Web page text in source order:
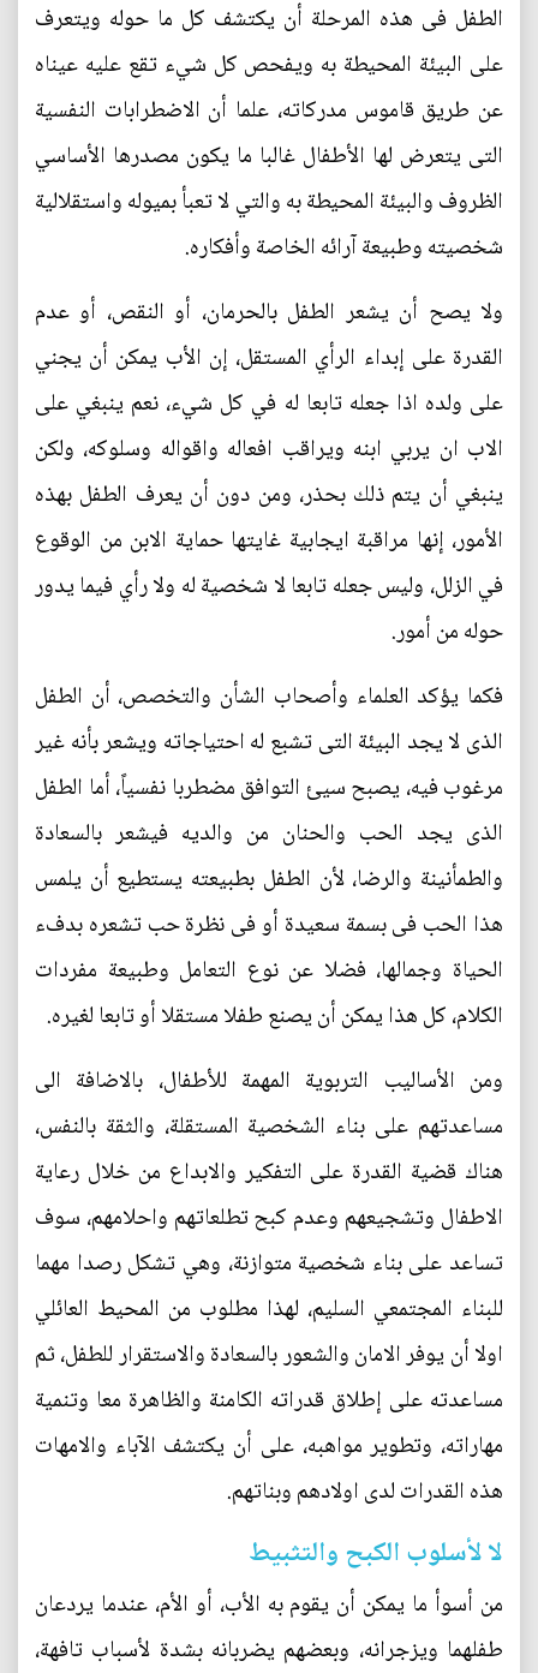
الطفل فى هذه المرحلة أن يكتشف كل ما حوله ويتعرف
على البيئة المحيطة به ويفحص كل شيء تقع عليه عيناه
عن طريق قاموس مدركاته، علما أن الاضطرابات النفسية
التى يتعرض لها الأطفال غالبا ما يكون مصدرها الأساسي
الظروف والبيئة المحيطة به والتي لا تعبأ بميوله واستقلالية
شخصيته وطبيعة آرائه الخاصة وأفكاره.
ولا يصح أن يشعر الطفل بالحرمان، أو النقص، أو عدم
القدرة على إبداء الرأي المستقل، إن الأب يمكن أن يجني
على ولده اذا جعله تابعا له في كل شيء، نعم ينبغي على
الاب ان يربي ابنه ويراقب افعاله واقواله وسلوكه، ولكن
ينبغي أن يتم ذلك بحذر، ومن دون أن يعرف الطفل بهذه
الأمور، إنها مراقبة ايجابية غايتها حماية الابن من الوقوع
في الزلل، وليس جعله تابعا لا شخصية له ولا رأي فيما يدور
حوله من أمور.
فكما يؤكد العلماء وأصحاب الشأن والتخصص، أن الطفل
الذى لا يجد البيئة التى تشبع له احتياجاته ويشعر بأنه غير
مرغوب فيه، يصبح سيئ التوافق مضطربا نفسياً، أما الطفل
الذى يجد الحب والحنان من والديه فيشعر بالسعادة
والطمأنينة والرضا، لأن الطفل بطبيعته يستطيع أن يلمس
هذا الحب فى بسمة سعيدة أو فى نظرة حب تشعره بدفء
الحياة وجمالها، فضلا عن نوع التعامل وطبيعة مفردات
الكلام، كل هذا يمكن أن يصنع طفلا مستقلا أو تابعا لغيره.
ومن الأساليب التربوية المهمة للأطفال، بالاضافة الى
مساعدتهم على بناء الشخصية المستقلة، والثقة بالنفس،
هناك قضية القدرة على التفكير والابداع من خلال رعاية
الاطفال وتشجيعهم وعدم كبح تطلعاتهم واحلامهم، سوف
تساعد على بناء شخصية متوازنة، وهي تشكل رصدا مهما
للبناء المجتمعي السليم، لهذا مطلوب من المحيط العائلي
اولا أن يوفر الامان والشعور بالسعادة والاستقرار للطفل، ثم
مساعدته على إطلاق قدراته الكامنة والظاهرة معا وتنمية
مهاراته، وتطوير مواهبه، على أن يكتشف الآباء والامهات
هذه القدرات لدى اولادهم وبناتهم.
لا لأسلوب الكبح والتثبيط
من أسوأ ما يمكن أن يقوم به الأب، أو الأم، عندما يردعان
طفلهما ويزجرانه، وبعضهم يضربانه بشدة لأسباب تافهة،